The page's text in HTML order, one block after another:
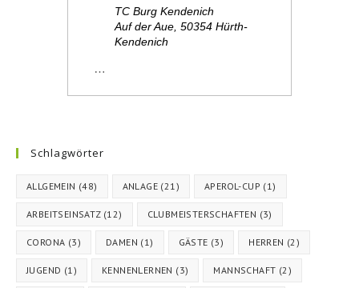
TC Burg Kendenich
Auf der Aue, 50354 Hürth-
Kendenich
…
Schlagwörter
ALLGEMEIN (48) ANLAGE (21) APEROL-CUP (1)
ARBEITSEINSATZ(12) CLUBMEISTERSCHAFTEN (3)
CORONA (3) DAMEN (1) GÄSTE (3) HERREN (2)
JUGEND (1) KENNENLERNEN (3) MANNSCHAFT (2)